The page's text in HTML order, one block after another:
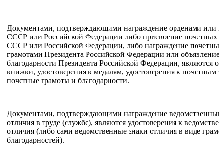
Документами, подтверждающими награждение орденами или
СССР или Российской Федерации либо присвоение почетных
СССР или Российской Федерации, либо награждение
грамотами Президента Российской Федерации или объявление
благодарности Президента Российской Федерации, являются
книжки, удостоверения к медалям, удостоверения к почетным
почетные грамоты и благодарности.
Документами, подтверждающими награждение
отличия в труде (службе), являются удостоверения к
отличия (либо сами ведомственные знаки отличия в виде
благодарностей).